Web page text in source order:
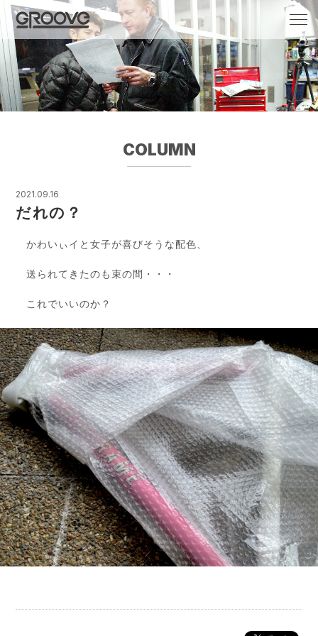
Groove 自転車 カフェ 輸入車・国産車のチ
ューニング/販売
COLUMN
2021.09.16
だれの？
かわいぃイと女子が喜びそうな配色、
送られてきたのも束の間・・・
これでいいのか？